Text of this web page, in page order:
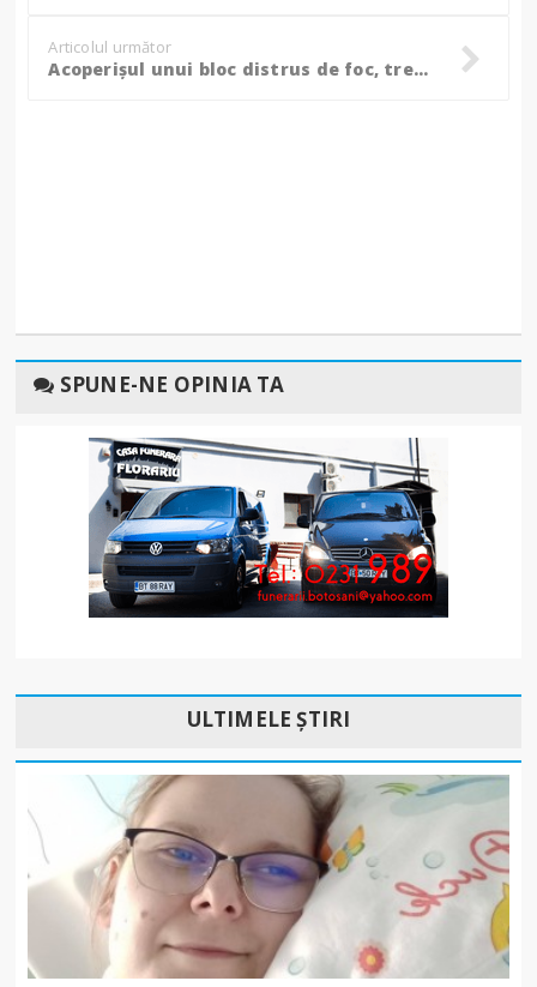
Articolul următor
Acoperișul unui bloc distrus de foc, trei persoane au primit îngrijiri medicale! (Foto, Video)
SPUNE-NE OPINIA TA
ULTIMELE ȘTIRI